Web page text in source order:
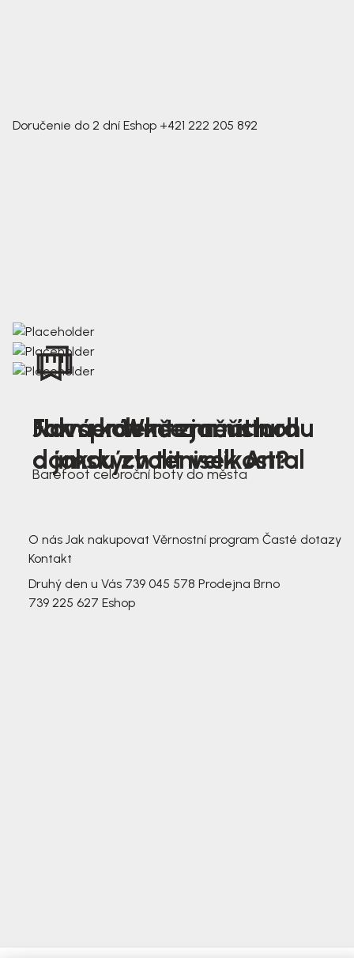
Doručenie do 2 dní Eshop +421 222 205 892
Nová kolekce jarních
dámských tenisek Antal
Jak správně změřit nohu
a jakou zvolit velikost?
Farmer Winter mustard
Barefoot celoroční boty do města
O nás Jak nakupovat Věrnostní program Časté dotazy
Kontakt
Druhý den u Vás 739 045 578 Prodejna Brno
739 225 627 Eshop